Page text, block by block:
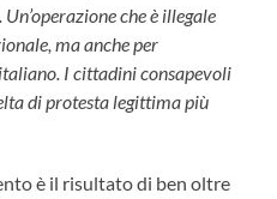
che è illegale
ma anche per
I cittadini consapevoli
di protesta legittima più
è il risultato di ben oltre